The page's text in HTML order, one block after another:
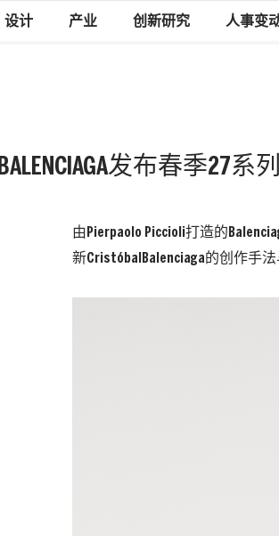
设计 产业 创新研究 人事变
BALENCIAGA发布春季27系列
由 Pierpaolo Piccioli打造的
新Cristóbal Balenciaga 的创作手法